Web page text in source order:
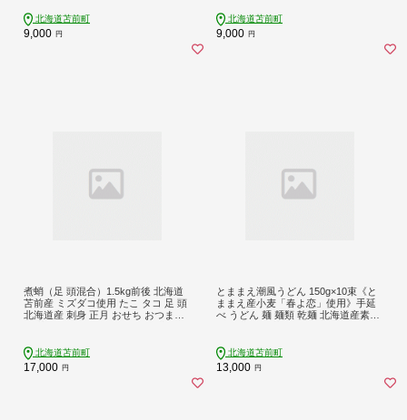
北海道苫前町
9,000 円
北海道苫前町
9,000 円
煮蛸（足 頭混合）1.5kg前後 北海道
苫前産 ミズダコ使用 たこ タコ 足 頭
北海道産 刺身 正月 おせち おつまみ
北海道苫前町
17,000 円
とままえ潮風うどん 150g×10束《と
ままえ産小麦「春よ恋」使用》手延
べ うどん 麺 麺類 乾麺 北海道産素材
北海道苫前町
13,000 円